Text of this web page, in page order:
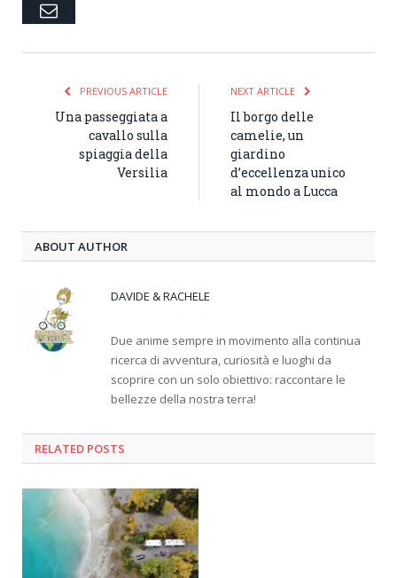
Email
PREVIOUS ARTICLE
Una passeggiata a
cavallo sulla
spiaggia della
Versilia
NEXT ARTICLE
Il borgo delle
camelie, un
giardino
d’eccellenza unico
al mondo a Lucca
ABOUT AUTHOR
DAVIDE & RACHELE
Due anime sempre in movimento alla continua
ricerca di avventura, curiosità e luoghi da
scoprire con un solo obiettivo: raccontare le
bellezze della nostra terra!
RELATED POSTS